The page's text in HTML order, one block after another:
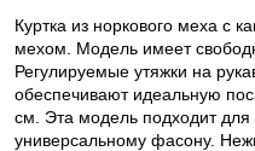
Куртка из норкового меха с
мехом. Модель имеет
Регулируемые утяжки на
обеспечивают идеальную
см. Эта модель подходит
универсальному фасону.